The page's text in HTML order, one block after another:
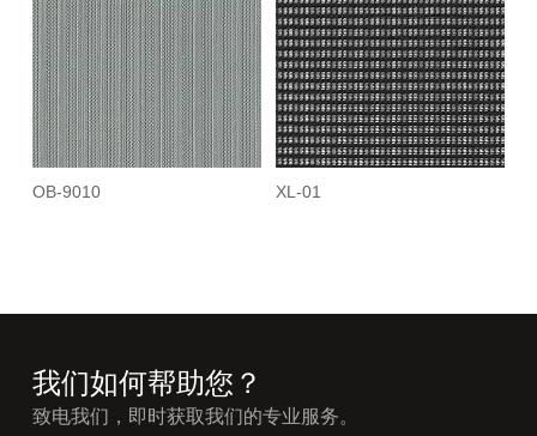
OB-9010 XL-01
我们如何帮助您？
致电我们，即时获取我们的专业服务。